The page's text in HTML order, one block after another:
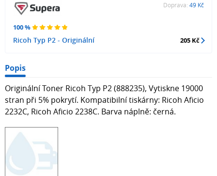
100 %
Ricoh Typ P2 - Originální
Doprava: 49 Kč
205 Kč
Popis
Originální Toner Ricoh Typ P2 (888235), Vytiskne 19000
stran při 5% pokrytí. Kompatibilní tiskárny: Ricoh Aficio
2232C, Ricoh Aficio 2238C. Barva náplně: černá.